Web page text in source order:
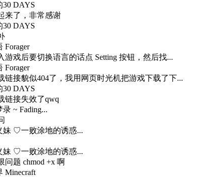
30 DAYS
来了，非常感谢
30 DAYS
Forager
游戏后要切换语言的话点 Setting 按钮，然后找...
Forager
链接貌似404了，我用网页时光机把游戏下载了下...
30 DAYS
链接失效了qwq
~ Fading...
妹 ♡一败涂地的诱惑...
妹 ♡一败涂地的诱惑...
问题 chmod +x 啊
Minecraft